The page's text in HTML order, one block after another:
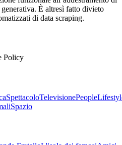
È altresì fatto divieto
di data scraping.
Policy
SpettacoloTelevisionePeople
Spazio